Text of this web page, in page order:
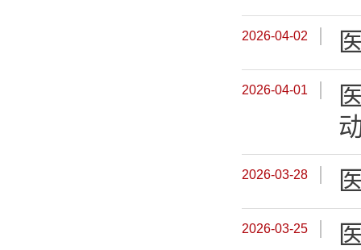
2026-04-02
2026-04-01
2026-03-28
2026-03-25